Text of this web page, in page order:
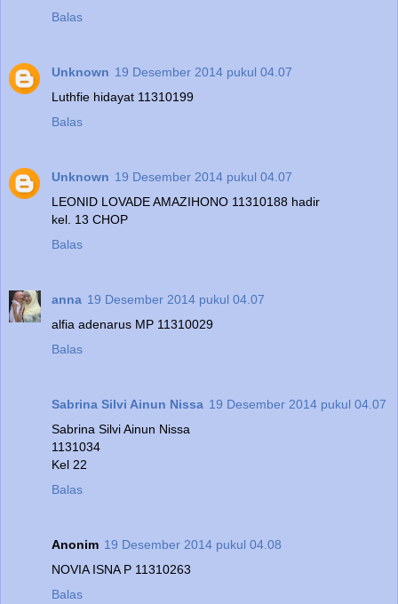
Balas
Unknown 19 Desember 2014 pukul 04.07
Luthfie hidayat 11310199
Balas
Unknown 19 Desember 2014 pukul 04.07
LEONID LOVADE AMAZIHONO 11310188 hadir
kel. 13 CHOP
Balas
anna 19 Desember 2014 pukul 04.07
alfia adenarus MP 11310029
Balas
Sabrina Silvi Ainun Nissa 19 Desember 2014 pukul 04.07
Sabrina Silvi Ainun Nissa
1131034
Kel 22
Balas
Anonim 19 Desember 2014 pukul 04.08
NOVIA ISNA P 11310263
Balas